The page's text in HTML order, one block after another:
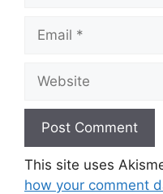
Email
Website
This site uses
how your comment